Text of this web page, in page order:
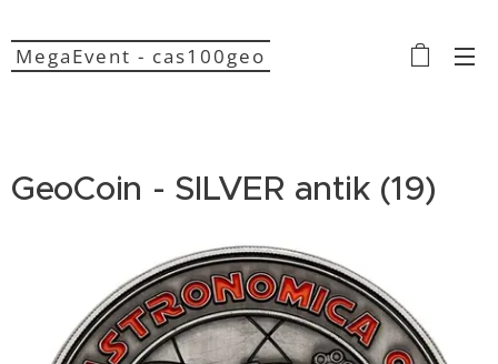
MegaEvent - cas100geo
GeoCoin - SILVER antik (19)